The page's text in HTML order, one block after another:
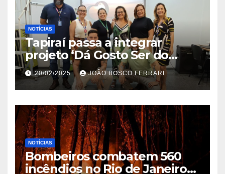
NOTÍCIAS
Tapiraí passa a integrar
projeto ‘Dá Gosto Ser do
Ribeira’ | ASN São Paulo
20/02/2025 JOÃO BOSCO FERRARI
NOTÍCIAS
Bombeiros combatem 560
incêndios no Rio de Janeiro